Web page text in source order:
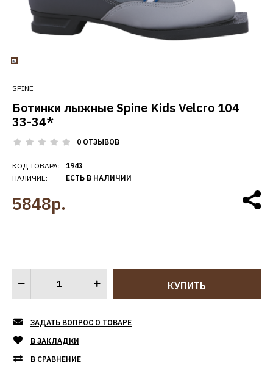
SPINE
Ботинки лыжные Spine Kids Velcro 104
33-34*
0 ОТЗЫВОВ
КОД ТОВАРА:
НАЛИЧИЕ:
1943
ЕСТЬ В НАЛИЧИИ
5848р.
ЗАДАТЬ ВОПРОС О ТОВАРЕ
В ЗАКЛАДКИ
В СРАВНЕНИЕ